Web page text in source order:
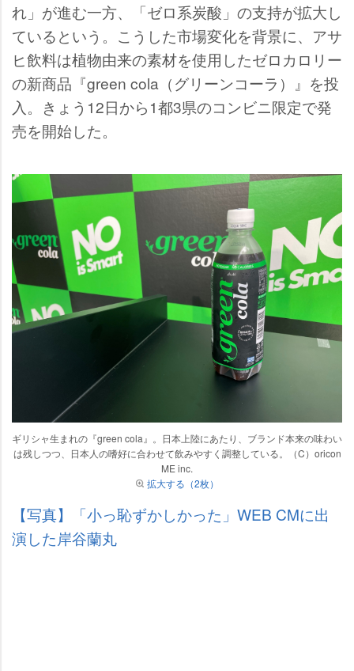
れ」が進む一方、「ゼロ系炭酸」の支持が拡大し
ているという。こうした市場変化を背景に、アサ
ヒ飲料は植物由来の素材を使用したゼロカロリー
の新商品『green cola（グリーンコーラ）』を投
入。きょう12日から1都3県のコンビニ限定で発
売を開始した。
ギリシャ生まれの『green cola』。日本上陸にあたり、ブランド本来の味わい
は残しつつ、日本人の嗜好に合わせて飲みやすく調整している。（C）oricon
ME inc.
拡大する（2枚）
【写真】「小っ恥ずかしかった」WEB CMに出
演した岸谷蘭丸